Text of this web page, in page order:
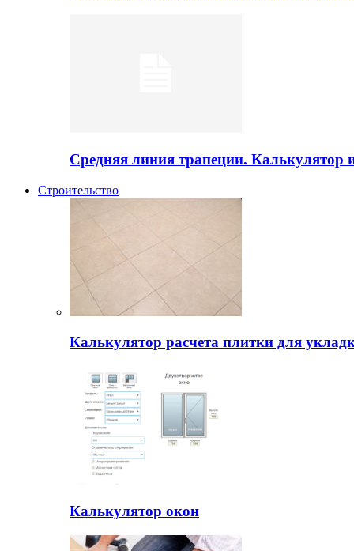
Средняя линия трапеции.
Строительство
Калькулятор расчета плитки для
Калькулятор окон